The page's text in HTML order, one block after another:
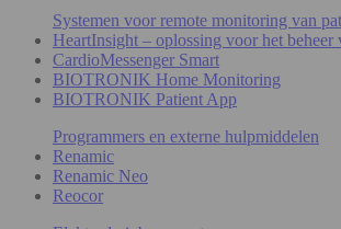
Systemen voor remote monitoring van
HeartInsight – oplossing voor het
CardioMessenger Smart
BIOTRONIK Home Monitoring
BIOTRONIK Patient App
Programmers en externe hulpmiddelen
Renamic
Renamic Neo
Reocor